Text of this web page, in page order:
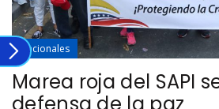
Nacionales
Marea roja del SAPI
defensa de la paz